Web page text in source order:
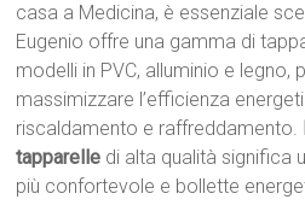
casa a Medicina, è essenziale
Eugenio offre una gamma di
modelli in PVC, alluminio e legno,
massimizzare l’efficienza
riscaldamento e raffreddamento.
tapparelle di alta qualità significa
più confortevole e bollette